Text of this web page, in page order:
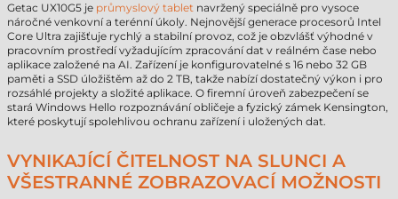
Getac UX10G5 je průmyslový tablet navržený speciálně pro vysoce
náročné venkovní a terénní úkoly. Nejnovější generace procesorů Intel
Core Ultra zajišťuje rychlý a stabilní provoz, což je obzvlášť výhodné v
pracovním prostředí vyžadujícím zpracování dat v reálném čase nebo
aplikace založené na AI. Zařízení je konfigurovatelné s 16 nebo 32 GB
paměti a SSD úložištěm až do 2 TB, takže nabízí dostatečný výkon i pro
rozsáhlé projekty a složité aplikace. O firemní úroveň zabezpečení se
stará Windows Hello rozpoznávání obličeje a fyzický zámek Kensington,
které poskytují spolehlivou ochranu zařízení i uložených dat.
VYNIKAJÍCÍ ČITELNOST NA SLUNCI A
VŠESTRANNÉ ZOBRAZOVACÍ MOŽNOSTI